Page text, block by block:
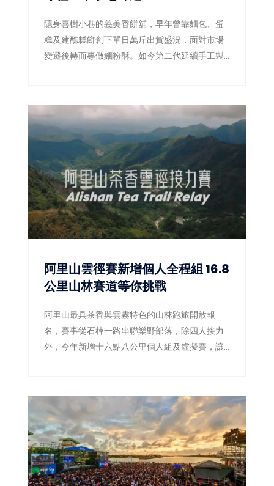
隱身喜樹小巷的義美香餅舖，早年曾靠麵包、蛋
糕及建醮糕餅創下單日萬斤出貨盛況，面對市場
變遷後轉而專做麵粉酥。如今第二代延續手工製
阿里山雲徑賽新增個人全程組 16.8
公里山林賽道等你挑戰
阿里山最具茶香與雲霧特色的山林跑旅開放報
名，賽事從石棹一路串聯樂野部落，除四人接力
外，今年新增十六點八公里個人組及虛擬賽，讓